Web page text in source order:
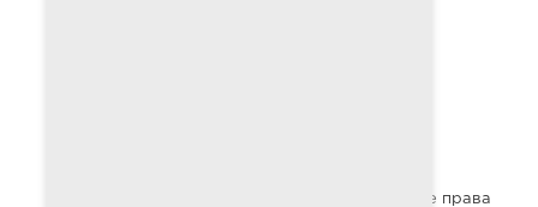
© 1990-2026 Корпорация.ру - korporacia.ru - Все права